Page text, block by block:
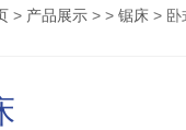
> 产品展示 > > 锯床 > 卧